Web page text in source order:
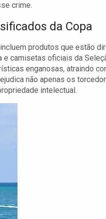
crime.
da Copa
produtos que estão
e camisetas oficiais da
enganosas, atraindo
não apenas os
intelectual.